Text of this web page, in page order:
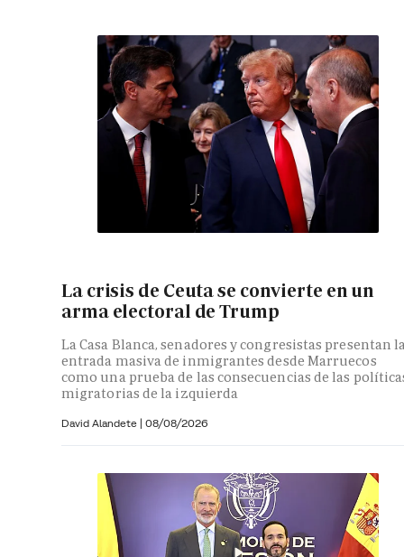
La crisis de Ceuta se convierte en un
arma electoral de Trump
La Casa Blanca, senadores y congresistas presentan
entrada masiva de inmigrantes desde Marruecos
como una prueba de las consecuencias de las
migratorias de la izquierda
David Alandete | 08/08/2026